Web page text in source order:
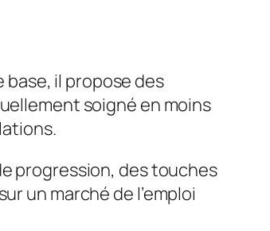
base, il propose des
soigné en moins
progression, des touches
un marché de l’emploi